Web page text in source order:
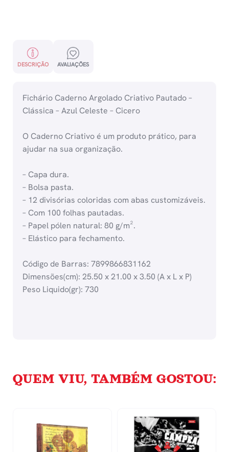
DESCRIÇÃO AVALIAÇÕES
Fichário Caderno Argolado Criativo Pautado –
Clássica – Azul Celeste – Cicero
O Caderno Criativo é um produto prático, para
ajudar na sua organização.
– Capa dura.
– Bolsa pasta.
– 12 divisórias coloridas com abas customizáveis.
– Com 100 folhas pautadas.
– Papel pólen natural: 80 g/m².
– Elástico para fechamento.
Código de Barras: 7899866831162
Dimensões(cm): 25.50 x 21.00 x 3.50 (A x L x P)
Peso Liquido(gr): 730
QUEM VIU, TAMBÉM GOSTOU: